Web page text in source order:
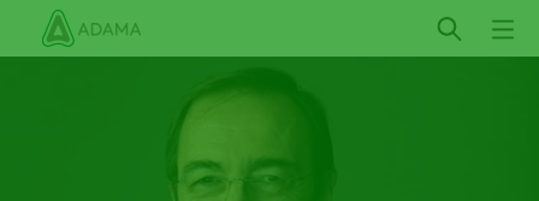
Пропустити